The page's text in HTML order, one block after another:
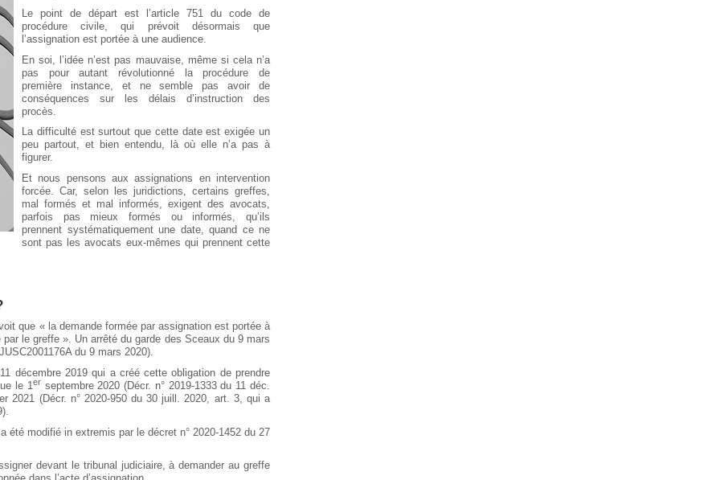
Le point de départ est l’article 751 du code de
procédure civile, qui prévoit désormais que
l’assignation est portée à une audience.
En soi, l’idée n’est pas mauvaise, même si cela n’a
pas pour autant révolutionné la procédure de
première instance, et ne semble pas avoir de
conséquences sur les délais d’instruction des
procès.
La difficulté est surtout que cette date est exigée un
peu partout, et bien entendu, là où elle n’a pas à
figurer.
Et nous pensons aux assignations en intervention
forcée. Car, selon les juridictions, certains greffes,
mal formés et mal informés, exigent des avocats,
parfois pas mieux formés ou informés, qu’ils
prennent systématiquement une date, quand ce ne
sont pas les avocats eux-mêmes qui prennent cette
que « la demande formée par assignation est portée à
le greffe ». Un arrêté du garde des Sceaux du 9 mars
du 9 mars 2020).
décembre 2019 qui a créé cette obligation de prendre
le 1 er septembre 2020 (Décr. n° 2019-1333 du 11 déc.
2021 (Décr. n° 2020-950 du 30 juill. 2020, art. 3, qui a
été modifié in extremis par le décret n° 2020-1452 du 27
devant le tribunal judiciaire, à demander au greffe